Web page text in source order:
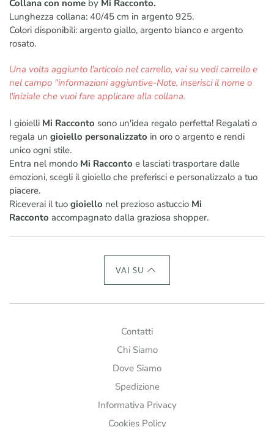
Collana con nome by Mi Racconto.
Lunghezza collana: 40/45 cm in argento 925.
Colori disponibili: argento giallo, argento bianco e argento
rosato.
Una volta aggiunto l'articolo nel carrello, vai su vedi carrello e
nel campo "informazioni aggiuntive-Note, inserisci il nome o
l'iniziale che vuoi fare applicare alla collana.
I gioielli Mi Racconto sono un'idea regalo perfetta! Regalati o
regala un gioiello personalizzato in oro o argento e rendi
unico ogni stile.
Entra nel mondo Mi Racconto e lasciati trasportare dalle
emozioni, scegli il gioiello che preferisci e personalizzalo a tuo
piacere.
Riceverai il tuo gioiello nel prezioso astuccio Mi
Racconto accompagnato dalla graziosa shopper.
VAI SU
Contatti
Chi Siamo
Dove Siamo
Spedizione
Informativa Privacy
Cookies Policy